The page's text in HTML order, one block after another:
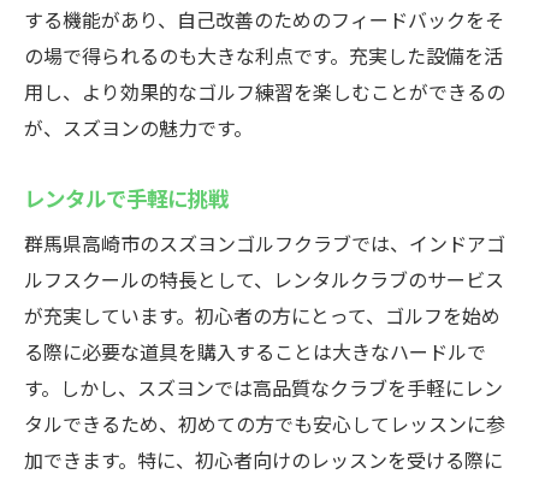
する機能があり、自己改善のためのフィードバックをそ
の場で得られるのも大きな利点です。充実した設備を活
用し、より効果的なゴルフ練習を楽しむことができるの
が、スズヨンの魅力です。
レンタルで手軽に挑戦
群馬県高崎市のスズヨンゴルフクラブでは、インドアゴ
ルフスクールの特長として、レンタルクラブのサービス
が充実しています。初心者の方にとって、ゴルフを始め
る際に必要な道具を購入することは大きなハードルで
す。しかし、スズヨンでは高品質なクラブを手軽にレン
タルできるため、初めての方でも安心してレッスンに参
加できます。特に、初心者向けのレッスンを受ける際に